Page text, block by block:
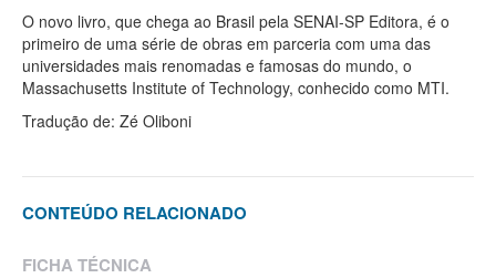
O novo livro, que chega ao Brasil pela SENAI-SP Editora, é o
primeiro de uma série de obras em parceria com uma das
universidades mais renomadas e famosas do mundo, o
Massachusetts Institute of Technology, conhecido como MTI.
Tradução de: Zé Oliboni
CONTEÚDO RELACIONADO
FICHA TÉCNICA